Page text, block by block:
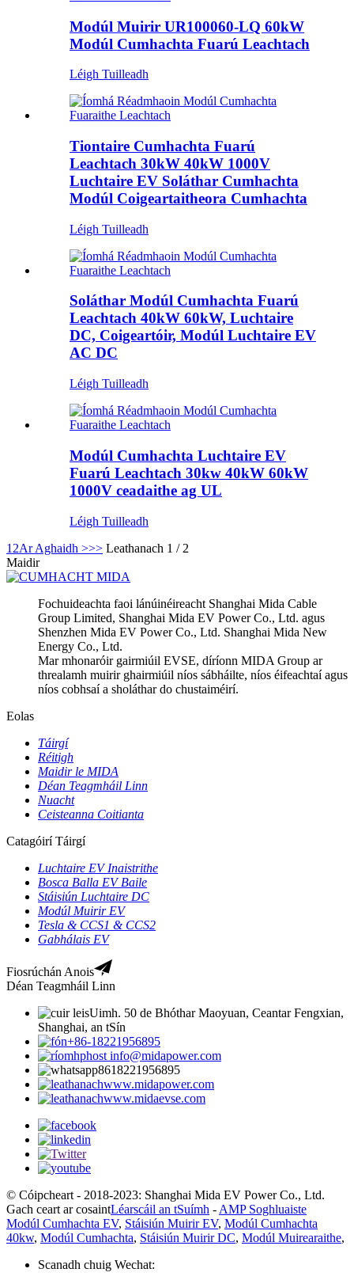
Modúl Muirir UR100060-LQ 60kW
Modúl Cumhachta Fuarú Leachtach
Léigh Tuilleadh
Tiontaire Cumhachta Fuarú
Leachtach 30kW 40kW 1000V
Luchtaire EV Soláthar Cumhachta
Modúl Coigeartaitheora Cumhachta
Léigh Tuilleadh
Soláthar Modúl Cumhachta Fuarú
Leachtach 40kW 60kW, Luchtaire
DC, Coigeartóir, Modúl Luchtaire EV
AC DC
Léigh Tuilleadh
Modúl Cumhachta Luchtaire EV
Fuarú Leachtach 30kw 40kW 60kW
1000V ceadaithe ag UL
Léigh Tuilleadh
1 2Ar Aghaidh >>> Leathanach 1 / 2
Maidir
Fochuideachta faoi lánúinéireacht Shanghai Mida Cable
Group Limited, Shanghai Mida EV Power Co., Ltd. agus
Shenzhen Mida EV Power Co., Ltd. Shanghai Mida New
Energy Co., Ltd.
Mar mhonaróir gairmiúil EVSE, díríonn MIDA Group ar
threalamh muirir ghairmiúil níos sábháilte, níos éifeachtaí agus
níos cobhsaí a sholáthar do chustaiméirí.
Eolas
Táirgí
Réitigh
Maidir le MIDA
Déan Teagmháil Linn
Nuacht
Ceisteanna Coitianta
Catagóirí Táirgí
Luchtaire EV Inaistrithe
Bosca Balla EV Baile
Stáisiún Luchtaire DC
Modúl Muirir EV
Tesla & CCS1 & CCS2
Gabhálais EV
Fiosrúchán Anois
Déan Teagmháil Linn
Uimh. 50 de Bhóthar Maoyuan, Ceantar Fengxian,
Shanghai, an tSín
+86-18221956895
info@midapower.com
8618221956895
www.midapower.com
www.midaevse.com
© Cóipcheart - 2018-2023: Shanghai Mida EV Power Co., Ltd.
Gach ceart ar cosaintLéarscáil an tSuímh - AMP Soghluaiste
Modúl Cumhachta EV, Stáisiún Muirir EV, Modúl Cumhachta
40kw, Modúl Cumhachta, Stáisiún Muirir DC, Modúl Muirearaithe,
Scanadh chuig Wechat: